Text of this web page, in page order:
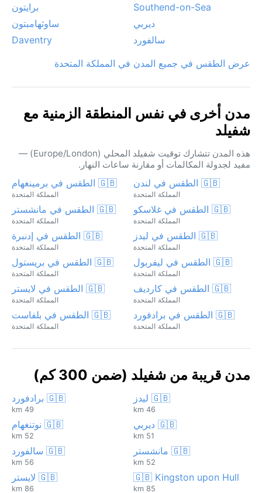
Southend-on-Sea
برايتون
ديربي
ساوثهامبتون
سالفورد
Daventry
عرض الطقس في جميع المدن في المملكة المتحدة
مدن أخرى في نفس المنطقة الزمنية مع
شفيلد
هذه المدن تتشارك توقيت شفيلد المحلي (Europe/London) —
مفيد لجدولة المكالمات أو مقارنة ساعات النهار.
🇬🇧 الطقس في لندن
المملكة المتحدة
🇬🇧 الطقس في برمينغهام
المملكة المتحدة
🇬🇧 الطقس في غلاسكو
المملكة المتحدة
🇬🇧 الطقس في مانشستر
المملكة المتحدة
🇬🇧 الطقس في ليدز
المملكة المتحدة
🇬🇧 الطقس في إدنبرة
المملكة المتحدة
🇬🇧 الطقس في ليفربول
المملكة المتحدة
🇬🇧 الطقس في بريستول
المملكة المتحدة
🇬🇧 الطقس في كارديف
المملكة المتحدة
🇬🇧 الطقس في لايستر
المملكة المتحدة
🇬🇧 الطقس في برادفورد
المملكة المتحدة
🇬🇧 الطقس في بلفاست
المملكة المتحدة
مدن قريبة من شفيلد (ضمن 300 كم)
🇬🇧 ليدز
46 km
🇬🇧 برادفورد
49 km
🇬🇧 ديربي
51 km
🇬🇧 نوتنغهام
52 km
🇬🇧 مانشستر
52 km
🇬🇧 سالفورد
56 km
🇬🇧 Kingston upon Hull
85 km
🇬🇧 لايستر
86 km